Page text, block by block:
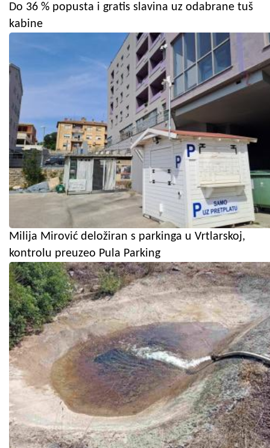
Do 36 % popusta i gratis slavina uz odabrane tuš
kabine
Milija Mirović deložiran s parkinga u Vrtlarskoj,
kontrolu preuzeo Pula Parking